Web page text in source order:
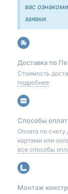
вас
заявки.
Доставка по
Стоимость
подробнее
Способы
Оплата по
картами или
все способы
Монтаж